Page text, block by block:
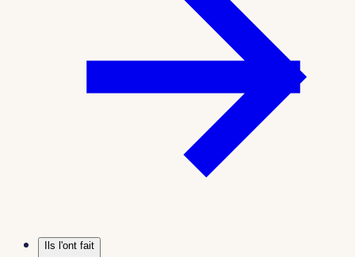
Ils l'ont fait